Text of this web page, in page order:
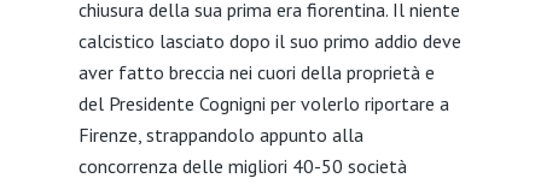
chiusura della sua prima era fiorentina. Il niente
calcistico lasciato dopo il suo primo addio deve
aver fatto breccia nei cuori della proprietà e
del Presidente Cognigni per volerlo riportare a
Firenze, strappandolo appunto alla
concorrenza delle migliori 40-50 società